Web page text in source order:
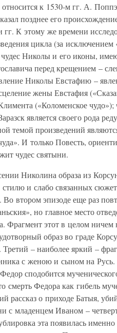
к 1530-м гг. А.
позднее его
К этому же времени
цикла (за исключением
Николы и его иконы,
перед крещением –
Николы Евстафию –
жены Евстафия
(«Коломенское
является своего рода
темой произведений
И только Повесть,
чудес святыни.
Николина образа из
стилю и слабо связанных
втором эпизоде еще раз
но главное место
Фрагмент этот в целом
образ во граде
Третий – наиболее яркий –
с женою и сыном на Русь.
сподобится
смерть Федора как гибель
рассказ о приходе Батыя,
с младенцем Иваном –
эта появилась